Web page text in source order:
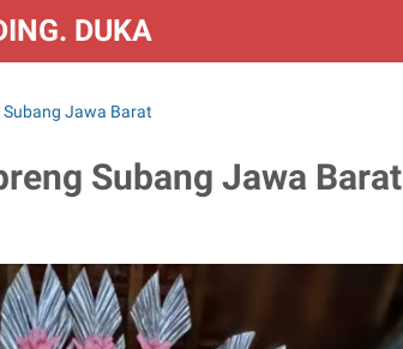
DUKA & CONGRATS
Jawa Barat
Subang Jawa Barat